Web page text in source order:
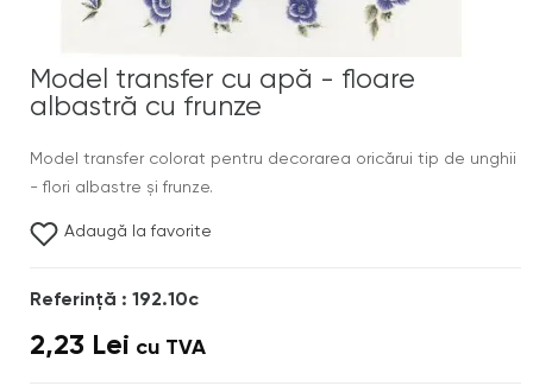
Model transfer cu apă - floare
albastră cu frunze
Model transfer colorat pentru decorarea oricărui tip de unghii
- flori albastre şi frunze.
Adaugă la favorite
Referinţă : 192.10c
2,23 Lei cu TVA